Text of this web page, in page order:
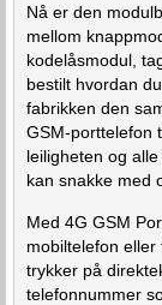
Nå er den
mellom
kodelåsmodul,
bestilt hvordan
fabrikken den
GSM-porttelefon
leiligheten og
kan snakke med
Med 4G GSM
mobiltelefon
trykker på
telefonnummer